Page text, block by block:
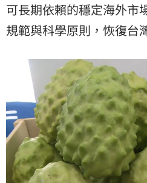
可長期依賴的穩定海外市
規範與科學原則，恢復台